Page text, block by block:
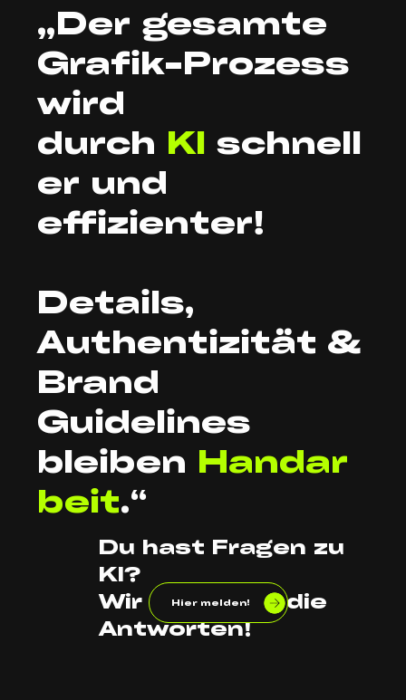
„Der gesamte
Grafik-Prozess
wird
durch KI schnell
er und
effizienter!
Details,
Authentizität &
Brand
Guidelines
bleiben Handar
beit.“
Du hast Fragen zu
KI?
Wir liefern dir die
Antworten!
Hier melden!